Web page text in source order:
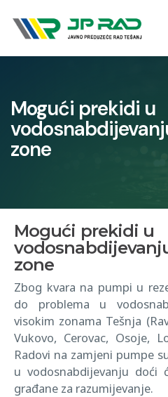
Mogući prekidi u
zone
Mogući prekidi u
zone
Zbog kvara na pumpi u
do problema u
visokim zonama Tešnja
Vukovo, Cerovac, Osoje,
Radovi na zamjeni pumpe
u vodosnabdijevanju
građane za razumijevanje.